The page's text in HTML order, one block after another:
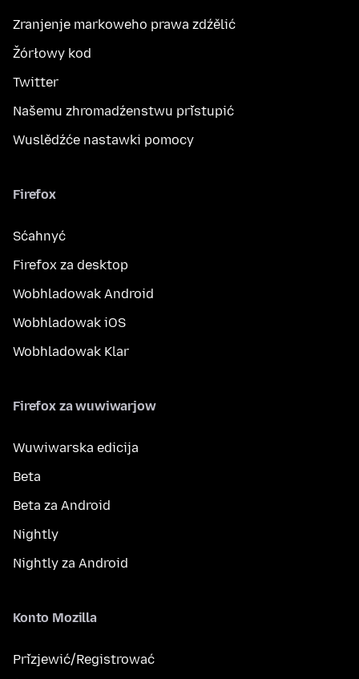
Zranjenje markoweho prawa zdźělić
Žórłowy kod
Twitter
Našemu zhromadźenstwu přistupić
Wuslědźće nastawki pomocy
Firefox
Sćahnyć
Firefox za desktop
Wobhladowak Android
Wobhladowak iOS
Wobhladowak Klar
Firefox za wuwiwarjow
Wuwiwarska edicija
Beta
Beta za Android
Nightly
Nightly za Android
Konto Mozilla
Přizjewić/Registrować